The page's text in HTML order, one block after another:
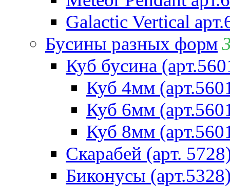
Galactic Vertical
Бусины разных форм
Куб бусина
Куб 4мм
Куб 6мм
Куб 8мм
Скарабей (арт.
Биконусы